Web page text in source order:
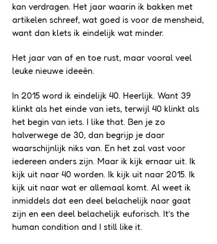
kan verdragen. Het jaar waarin ik bakken met
artikelen schreef, wat goed is voor de mensheid,
want dan klets ik eindelijk wat minder.
Het jaar van af en toe rust, maar vooral veel
leuke nieuwe ideeën.
In 2015 word ik eindelijk 40. Heerlijk. Want 39
klinkt als het einde van iets, terwijl 40 klinkt als
het begin van iets. I like that. Ben je zo
halverwege de 30, dan begrijp je daar
waarschijnlijk niks van. En het zal vast voor
iedereen anders zijn. Maar ik kijk ernaar uit. Ik
kijk uit naar 40 worden. Ik kijk uit naar 2015. Ik
kijk uit naar wat er allemaal komt. Al weet ik
inmiddels dat een deel belachelijk naar gaat
zijn en een deel belachelijk euforisch. It’s the
human condition and I still like it.